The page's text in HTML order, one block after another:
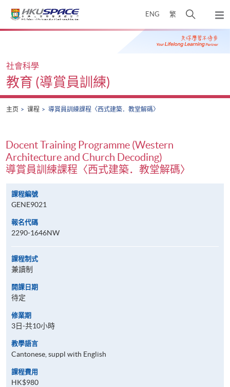
ENG 繁
开
搜
寻
弹
出
主
Main
社會科學
教育 (導賞員訓練)
主页 课程 導賞員訓練課程〈西式建築．教堂解碼〉
Docent Training Programme (Western
Architecture and Church Decoding)
導賞員訓練課程〈西式建築．教堂解碼〉
課程編號
GENE9021
報名代碼
2290-1646NW
課程制式
兼讀制
開課日期
待定
修業期
3日-共10小時
教學語言
Cantonese, suppl with English
課程費用
HK$980